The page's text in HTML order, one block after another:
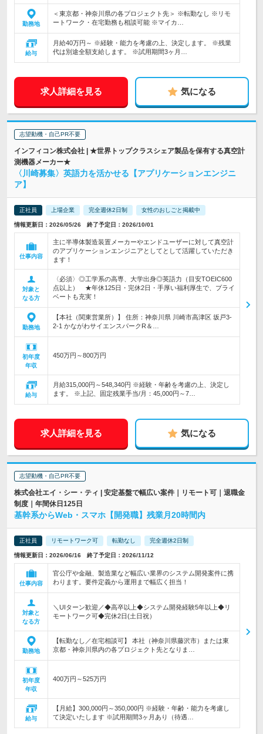
勤務地
＜東京都・神奈川県の各プロジェクト先＞ ※転勤なし ※リモ
ートワーク・在宅勤務も相談可能 ※マイカ…
給与
月給40万円～ ※経験・能力を考慮の上、決定します。 ※残業
代は別途全額支給します。 ※試用期間3ヶ月…
求人詳細を見る 気になる
志望動機・自己PR不要
インフィコン株式会社 | ★世界トップクラスシェア製品を保有する真空計
測機器メーカー★
〈川崎募集〉英語力を活かせる【アプリケーションエンジニ
ア】
正社員 上場企業 完全週休2日制 女性のおしごと掲載中
情報更新日：2026/05/26 終了予定日：2026/10/01
仕事内容
主に半導体製造装置メーカーやエンドユーザーに対して真空計
のアプリケーションエンジニアとしてとして活躍していただき
ます！
対象と
なる方
〈必須〉◎工学系の高専、大学出身◎英語力（目安TOEIC600
点以上） ★年休125日・完休2日・手厚い福利厚生で、プライ
ベートも充実！
勤務地
【本社（関東営業所）】 住所：神奈川県 川崎市高津区 坂戸3-
2-1 かながわサイエンスパークR＆…
初年度
年収
450万円～800万円
給与
月給315,000円～548,340円 ※経験・年齢を考慮の上、決定し
ます。 ※上記、固定残業手当/月：45,000円～7…
求人詳細を見る 気になる
志望動機・自己PR不要
株式会社エイ・シー・ティ | 安定基盤で幅広い案件｜リモート可｜退職金
制度｜年間休日125日
基幹系からWeb・スマホ【開発職】残業月20時間内
正社員 リモートワーク可 転勤なし 完全週休2日制
情報更新日：2026/06/16 終了予定日：2026/11/12
仕事内容
官公庁や金融、製造業など幅広い業界のシステム開発案件に携
わります。要件定義から運用まで幅広く担当！
対象と
なる方
＼UIターン歓迎／◆高卒以上◆システム開発経験5年以上◆リ
モートワーク可◆完休2日(土日祝）
勤務地
【転勤なし／在宅相談可】 本社（神奈川県藤沢市）または東
京都・神奈川県内の各プロジェクト先となりま…
初年度
年収
400万円～525万円
給与
【月給】300,000円～350,000円 ※経験・年齢・能力を考慮し
て決定いたします ※試用期間3ヶ月あり（待遇…